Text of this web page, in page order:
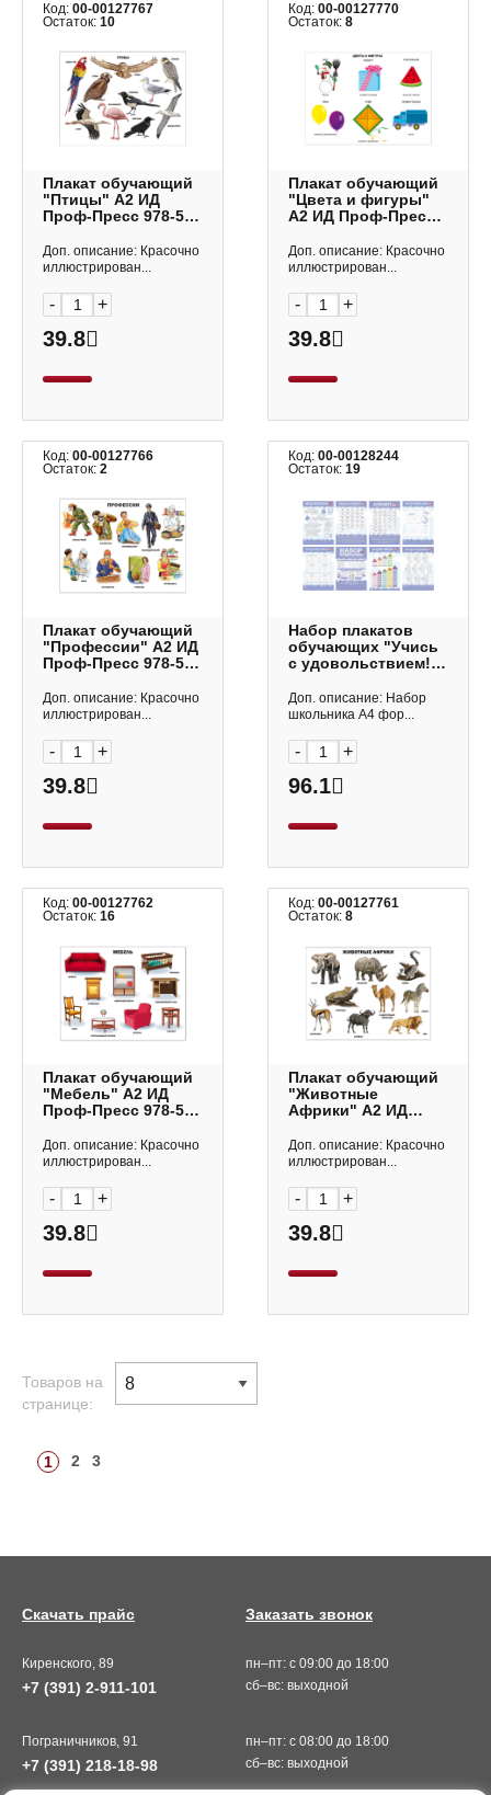
Код: 00-00127767
Остаток: 10
Плакат обучающий
"Птицы" А2 ИД
Проф-Пресс 978-5-
Доп. описание: Красочно
иллюстрирован...
- +
39.8
Код:00-00127770
Остаток:8
Плакат обучающий
"Цвета и фигуры"
А2 ИД Проф-Пресс
Доп. описание: Красочно
иллюстрирован...
- +
39.8
Код: 00-00127766
Остаток: 2
Плакат обучающий
"Профессии" А2 ИД
Проф-Пресс 978-5-
Доп. описание: Красочно
иллюстрирован...
- +
39.8
Код:00-00128244
Остаток:19
Набор плакатов
обучающих "Учись
с удовольствием!"
8Нш4_29955 Hatber
Доп. описание: Набор
школьника А4 фор...
- +
96.1
Код: 00-00127762
Остаток: 16
Плакат обучающий
"Мебель" А2 ИД
Проф-Пресс 978-5-
Доп. описание: Красочно
иллюстрирован...
- +
39.8
Код:00-00127761
Остаток:8
Плакат обучающий
"Животные
Африки" А2 ИД
378-17364-8
Доп. описание: Красочно
иллюстрирован...
- +
39.8
Товаров на
странице:
1 2 3
Киренского, 89
+7 (391) 2-911-101
пн–пт: с 09:00 до 18:00
сб–вс: выходной
Пограничников, 91
+7 (391) 218-18-98
пн–пт: с 08:00 до 18:00
сб–вс: выходной
Заказать звонок
Скачать прайс